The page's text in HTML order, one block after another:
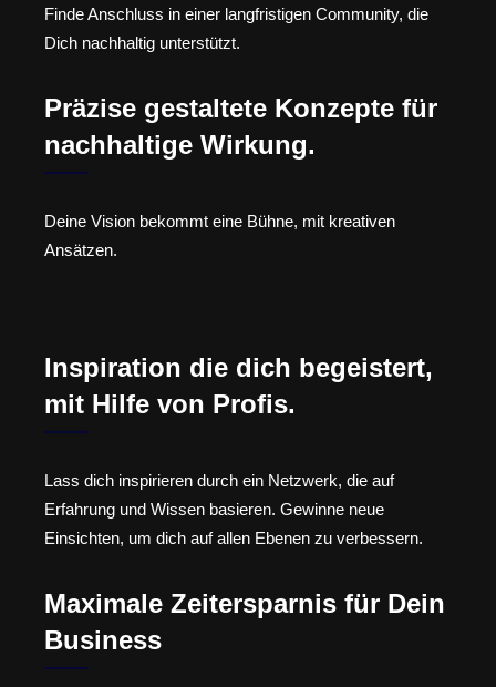
Finde Anschluss in einer langfristigen Community, die
Dich nachhaltig unterstützt.
Präzise gestaltete Konzepte für
nachhaltige Wirkung.
Deine Vision bekommt eine Bühne, mit kreativen
Ansätzen.
Inspiration die dich begeistert,
mit Hilfe von Profis.
Lass dich inspirieren durch ein Netzwerk, die auf
Erfahrung und Wissen basieren. Gewinne neue
Einsichten, um dich auf allen Ebenen zu verbessern.
Maximale Zeitersparnis für Dein
Business